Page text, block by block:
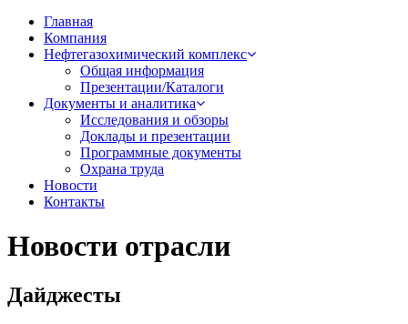
Главная
Компания
Нефтегазохимический комплекс
Общая информация
Презентации/Каталоги
Документы и аналитика
Исследования и обзоры
Доклады и презентации
Программные документы
Охрана труда
Новости
Контакты
Новости отрасли
Дайджесты